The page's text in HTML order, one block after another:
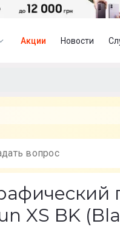
Акции Новости
вопрос
XS BK